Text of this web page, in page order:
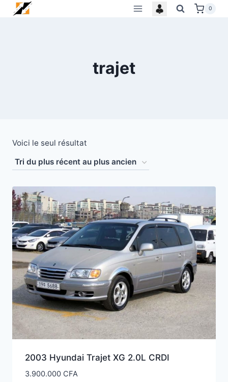
Skip
0
trajet
Voici le seul résultat
2003 Hyundai Trajet XG 2.0L CRDI
3.900.000 CFA